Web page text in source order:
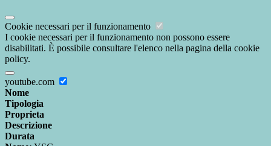
Cookie necessari per il funzionamento
I cookie necessari per il funzionamento non possono essere
disabilitati. È possibile consultare l'elenco nella pagina della cookie
policy.
youtube.com
Nome
Tipologia
Proprieta
Descrizione
Durata